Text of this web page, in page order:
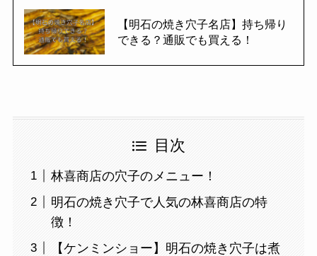
【明石の焼き穴子名店】持ち帰り
できる？通販でも買える！
目次
林喜商店の穴子のメニュー！
明石の焼き穴子で人気の林喜商店の特
徴！
【ケンミンショー】明石の焼き穴子は煮